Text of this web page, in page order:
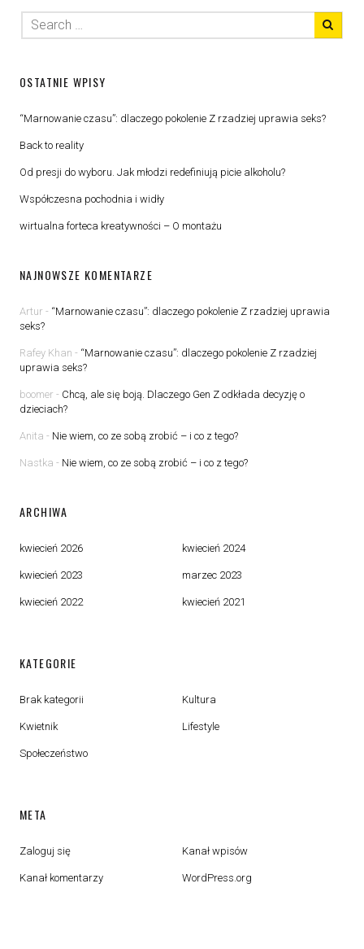
OSTATNIE WPISY
“Marnowanie czasu”: dlaczego pokolenie Z rzadziej uprawia seks?
Back to reality
Od presji do wyboru. Jak młodzi redefiniują picie alkoholu?
Współczesna pochodnia i widły
wirtualna forteca kreatywności – O montażu
NAJNOWSZE KOMENTARZE
Artur - “Marnowanie czasu”: dlaczego pokolenie Z rzadziej uprawia
seks?
Rafey Khan - “Marnowanie czasu”: dlaczego pokolenie Z rzadziej
uprawia seks?
boomer - Chcą, ale się boją. Dlaczego Gen Z odkłada decyzję o
dzieciach?
Anita - Nie wiem, co ze sobą zrobić – i co z tego?
Nastka - Nie wiem, co ze sobą zrobić – i co z tego?
ARCHIWA
kwiecień 2026 kwiecień 2024
kwiecień 2023 marzec 2023
kwiecień 2022 kwiecień 2021
KATEGORIE
Brak kategorii Kultura
Kwietnik Lifestyle
Społeczeństwo
META
Zaloguj się Kanał wpisów
Kanał komentarzy WordPress.org